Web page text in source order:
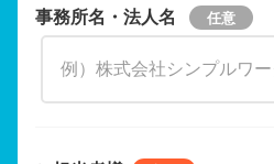
事務所名・法人名